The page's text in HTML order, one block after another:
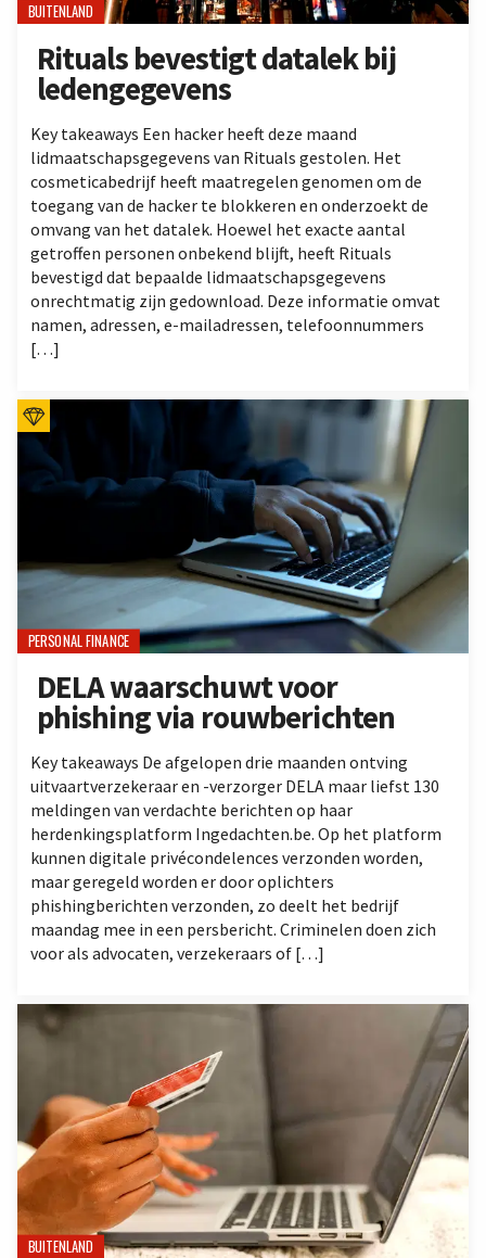
BUITENLAND
Rituals bevestigt datalek bij
ledengegevens
Key takeaways Een hacker heeft deze maand
lidmaatschapsgegevens van Rituals gestolen. Het
cosmeticabedrijf heeft maatregelen genomen om de
toegang van de hacker te blokkeren en onderzoekt de
omvang van het datalek. Hoewel het exacte aantal
getroffen personen onbekend blijft, heeft Rituals
bevestigd dat bepaalde lidmaatschapsgegevens
onrechtmatig zijn gedownload. Deze informatie omvat
namen, adressen, e-mailadressen, telefoonnummers
[…]
PERSONAL FINANCE
DELA waarschuwt voor
phishing via rouwberichten
Key takeaways De afgelopen drie maanden ontving
uitvaartverzekeraar en -verzorger DELA maar liefst 130
meldingen van verdachte berichten op haar
herdenkingsplatform Ingedachten.be. Op het platform
kunnen digitale privécondelences verzonden worden,
maar geregeld worden er door oplichters
phishingberichten verzonden, zo deelt het bedrijf
maandag mee in een persbericht. Criminelen doen zich
voor als advocaten, verzekeraars of […]
BUITENLAND